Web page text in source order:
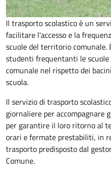
Il trasporto scolastico è un
facilitare l'accesso e la
scuole del territorio comunale.
studenti frequentanti le
comunale nel rispetto dei
scuola.
Il servizio di trasporto
giornaliere per accompagnare
per garantire il loro ritorno al
orari e fermate prestabiliti, in
trasporto predisposto dal
Comune.